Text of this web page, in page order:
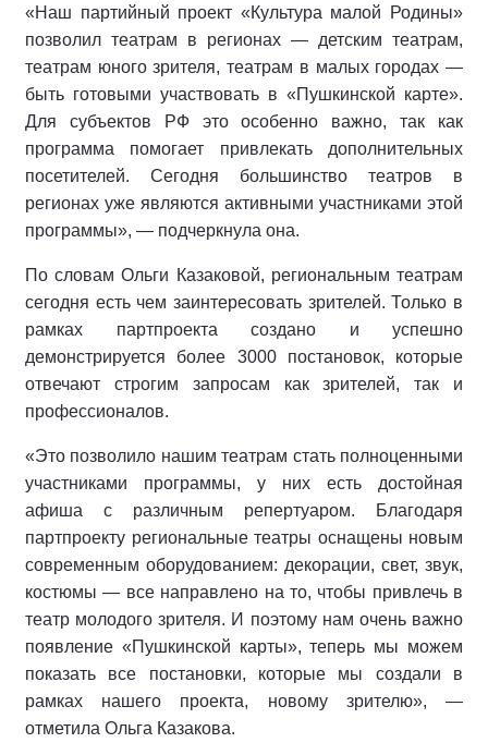
«Наш партийный проект «Культура малой Родины»
позволил театрам в регионах — детским театрам,
театрам юного зрителя, театрам в малых городах —
быть готовыми участвовать в «Пушкинской карте».
Для субъектов РФ это особенно важно, так как
программа помогает привлекать дополнительных
посетителей. Сегодня большинство театров в
регионах уже являются активными участниками этой
программы», — подчеркнула она.
По словам Ольги Казаковой, региональным театрам
сегодня есть чем заинтересовать зрителей. Только в
рамках партпроекта создано и успешно
демонстрируется более 3000 постановок, которые
отвечают строгим запросам как зрителей, так и
профессионалов.
«Это позволило нашим театрам стать полноценными
участниками программы, у них есть достойная
афиша с различным репертуаром. Благодаря
партпроекту региональные театры оснащены новым
современным оборудованием: декорации, свет, звук,
костюмы — все направлено на то, чтобы привлечь в
театр молодого зрителя. И поэтому нам очень важно
появление «Пушкинской карты», теперь мы можем
показать все постановки, которые мы создали в
рамках нашего проекта, новому зрителю», —
отметила Ольга Казакова.